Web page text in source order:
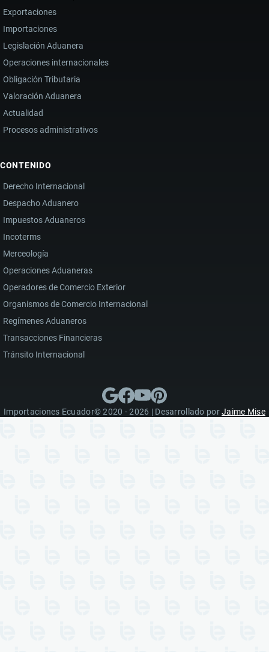
Exportaciones
Importaciones
Legislación Aduanera
Operaciones internacionales
Obligación Tributaria
Valoración Aduanera
Actualidad
Procesos administrativos
CONTENIDO
Derecho Internacional
Despacho Aduanero
Impuestos Aduaneros
Incoterms
Merceología
Operaciones Aduaneras
Operadores de Comercio Exterior
Organismos de Comercio Internacional
Regímenes Aduaneros
Transacciones Financieras
Tránsito Internacional
Importaciones Ecuador© 2020 - 2026 | Desarrollado porJaime Mise